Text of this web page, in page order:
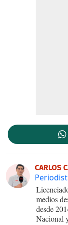
CARLOS
medios
desde
Nacional